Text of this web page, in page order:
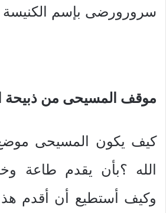
سرورورضى بإسم الكنيسة
موقف المسيحى من ذبيحة
كيف يكون المسيحى
الله ؟بأن يقدم طاعة
وكيف أستطيع أن أقدم